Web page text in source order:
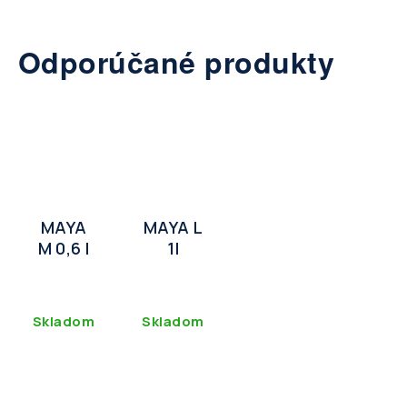
Odporúčané produkty
MAYA
M 0,6 l
Skladom
MAYA L
1l
Skladom